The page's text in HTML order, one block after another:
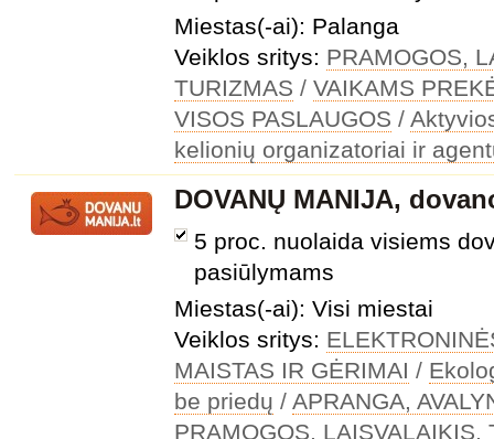
Miestas(-ai): Palanga
Veiklos sritys: PRAMOGOS,
TURIZMAS / VAIKAMS
VISOS PASLAUGOS /
kelionių organizatoriai ir
DOVANŲ MANIJA,
5 proc. nuolaida visiems
pasiūlymams
Miestas(-ai): Visi miestai
Veiklos sritys:
MAISTAS IR GĖRIMAI /
be priedų / APRANGA,
PRAMOGOS, LAISVALAIKIS,